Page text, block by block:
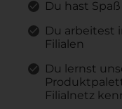
Du hast
Du arbeitest
Filialen
Du lernst
Filialnetz